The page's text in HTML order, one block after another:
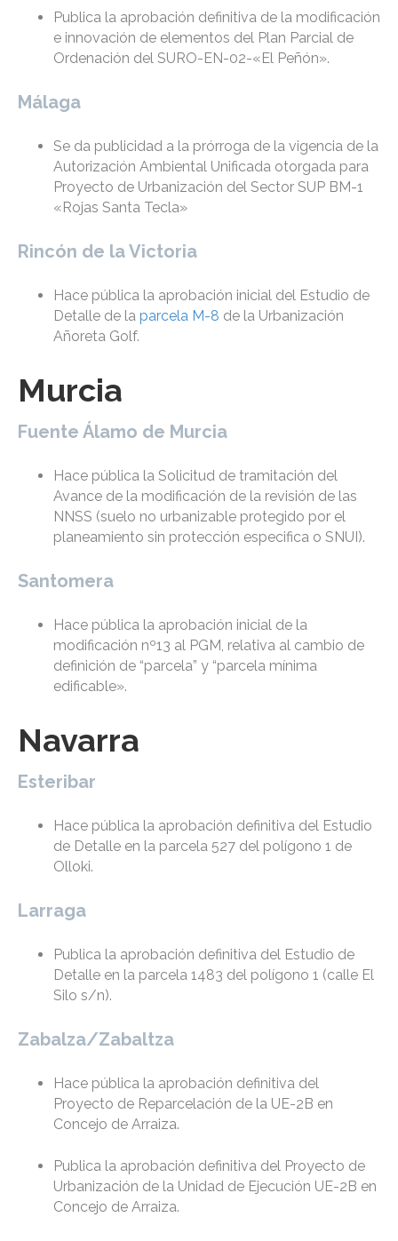
Publica la aprobación definitiva de la modificación
e innovación de elementos del Plan Parcial de
Ordenación del SURO-EN-02-«El Peñón».
Málaga
Se da publicidad a la prórroga de la vigencia de la
Autorización Ambiental Unificada otorgada para
Proyecto de Urbanización del Sector SUP BM-1
«Rojas Santa Tecla»
Rincón de la Victoria
Hace pública la aprobación inicial del Estudio de
Detalle de la parcela M-8 de la Urbanización
Añoreta Golf.
Murcia
Fuente Álamo de Murcia
Hace pública la Solicitud de tramitación del
Avance de la modificación de la revisión de las
NNSS (suelo no urbanizable protegido por el
planeamiento sin protección especifica o SNUI).
Santomera
Hace pública la aprobación inicial de la
modificación nº13 al PGM, relativa al cambio de
definición de “parcela” y “parcela mínima
edificable».
Navarra
Esteribar
Hace pública la aprobación definitiva del Estudio
de Detalle en la parcela 527 del polígono 1 de
Olloki.
Larraga
Publica la aprobación definitiva del Estudio de
Detalle en la parcela 1483 del polígono 1 (calle El
Silo s/n).
Zabalza/Zabaltza
Hace pública la aprobación definitiva del
Proyecto de Reparcelación de la UE-2B en
Concejo de Arraiza.
Publica la aprobación definitiva del Proyecto de
Urbanización de la Unidad de Ejecución UE-2B en
Concejo de Arraiza.